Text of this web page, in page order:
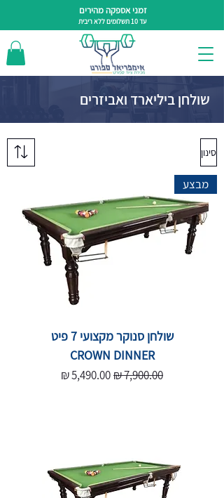
זמני אספקה מהירים
עד 10 תשלומים ללא ריבית
שולחן ביליארד ואביזרים
סינון
מבצע
שולחן סנוקר מקצועי 7 פיט
CROWN DINNER
מחיר רגיל מחיר מבצע